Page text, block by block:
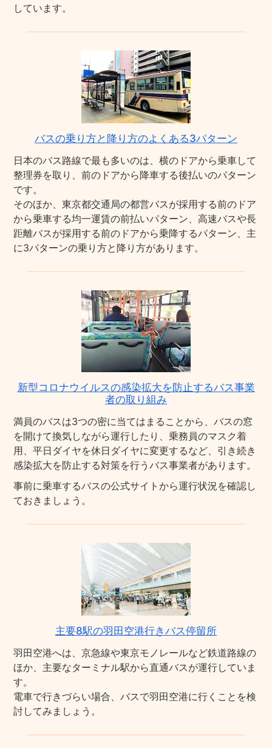
しています。
バスの乗り方と降り方のよくある3パターン
日本のバス路線で最も多いのは、横のドアから乗車して
整理券を取り、前のドアから降車する後払いのパターン
です。
そのほか、東京都交通局の都営バスが採用する前のドア
から乗車する均一運賃の前払いパターン、高速バスや長
距離バスが採用する前のドアから乗降するパターン、主
に3パターンの乗り方と降り方があります。
新型コロナウイルスの感染拡大を防止するバス事業
者の取り組み
満員のバスは3つの密に当てはまることから、バスの窓
を開けて換気しながら運行したり、乗務員のマスク着
用、平日ダイヤを休日ダイヤに変更するなど、引き続き
感染拡大を防止する対策を行うバス事業者があります。
事前に乗車するバスの公式サイトから運行状況を確認し
ておきましょう。
主要8駅の羽田空港行きバス停留所
羽田空港へは、京急線や東京モノレールなど鉄道路線の
ほか、主要なターミナル駅から直通バスが運行していま
す。
電車で行きづらい場合、バスで羽田空港に行くことを検
討してみましょう。